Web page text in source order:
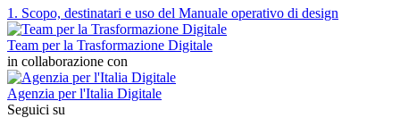
1. Scopo, destinatari e uso del Manuale operativo di design
Team per la Trasformazione Digitale
in collaborazione con
Agenzia per l'Italia Digitale
Seguici su